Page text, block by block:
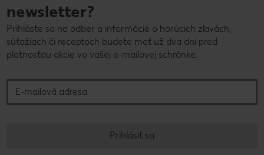
newsletter?
Prihláste sa na odber a informácie o horúcich zľavách,
súťažiach či receptoch budete mať už dva dni pred
platnosťou akcie vo vašej e-mailovej schránke.
Prihlásiť sa